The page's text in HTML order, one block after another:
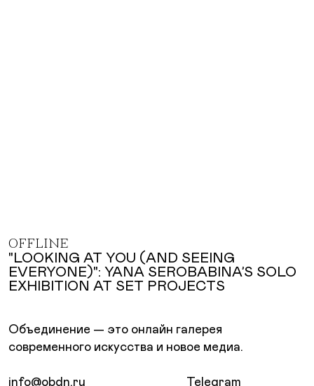
OFFLINE
"LOOKING AT YOU (AND SEEING
EVERYONE)": YANA SEROBABINA’S SOLO
EXHIBITION AT SET PROJECTS
Объединение — это онлайн галерея
современного искусства и новое медиа.
info@obdn.ru Telegram